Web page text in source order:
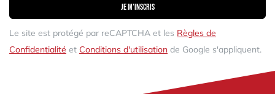
Je m'inscris
Le site est protégé par reCAPTCHA et les Règles de
Confidentialité et Conditions d'utilisation de Google s'appliquent.